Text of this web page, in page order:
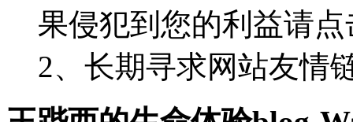
果侵犯到您的利益请
2、长期寻求网站友情